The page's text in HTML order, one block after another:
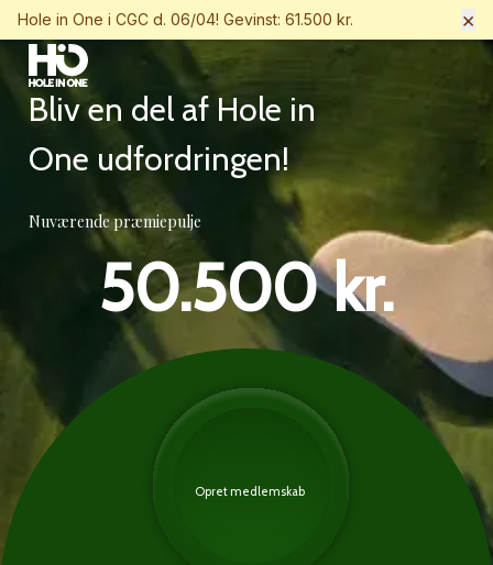
Hole in One i CGC d. 06/04! Gevinst: 61.500 kr. ×
Bliv en del af Hole in
One udfordringen!
Nuværende præmiepulje
50.500 kr.
Opret medlemskab